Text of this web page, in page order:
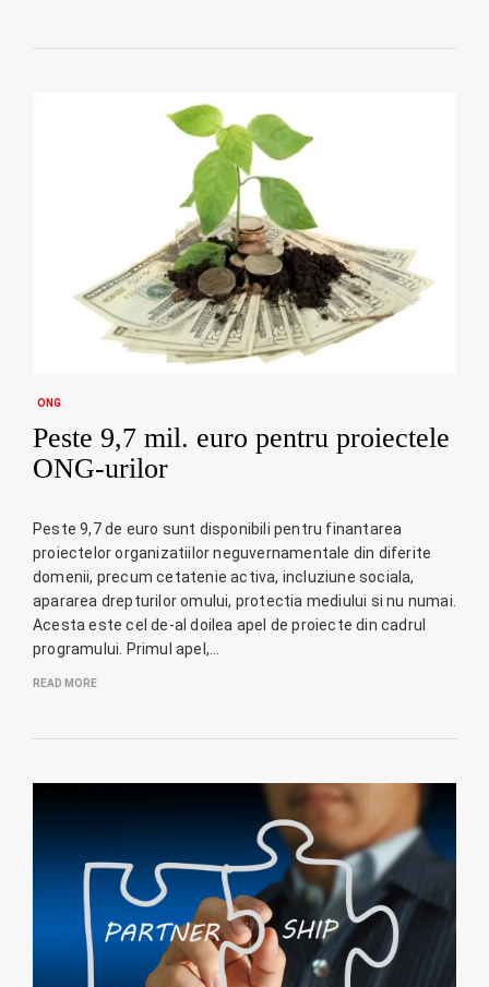
ONG
Peste 9,7 mil. euro pentru proiectele
ONG-urilor
Peste 9,7 de euro sunt disponibili pentru finantarea
proiectelor organizatiilor neguvernamentale din diferite
domenii, precum cetatenie activa, incluziune sociala,
apararea drepturilor omului, protectia mediului si nu numai.
Acesta este cel de-al doilea apel de proiecte din cadrul
programului. Primul apel,…
READ MORE